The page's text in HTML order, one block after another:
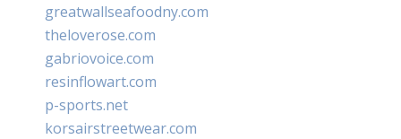
greatwallseafoodny.com
theloverose.com
gabriovoice.com
resinflowart.com
p-sports.net
korsairstreetwear.com